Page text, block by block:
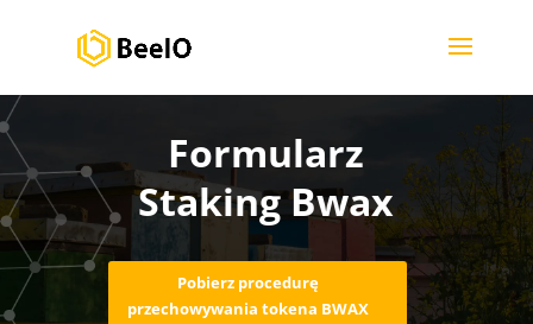
Formularz
Staking Bwax
Pobierz procedurę
przechowywania tokena BWAX